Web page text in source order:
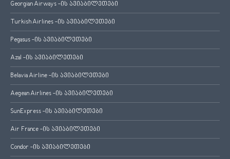
Georgian Airways -ის ავიაბილეთები
Turkish Airlines -ის ავიაბილეთები
Pegasus -ის ავიაბილეთები
Azal -ის ავიაბილეთები
Belavia Airline -ის ავიაბილეთები
Aegean Airlines -ის ავიაბილეთები
SunExpress -ის ავიაბილეთები
Air France -ის ავიაბილეთები
Condor -ის ავიაბილეთები